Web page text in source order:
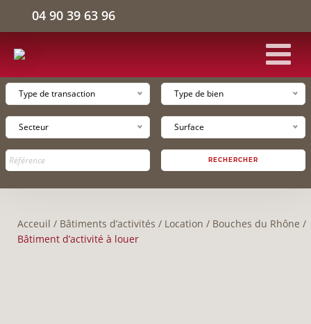
04 90 39 63 96
ACCUEIL
BÂTIMENTS D'ACTIVITÉS
BUREAUX
Type de transaction Type de bien
Secteur Surface
RECHERCHER
Acceuil / Bâtiments d’activités / Location / Bouches du Rhône /
Bâtiment d’activité à louer